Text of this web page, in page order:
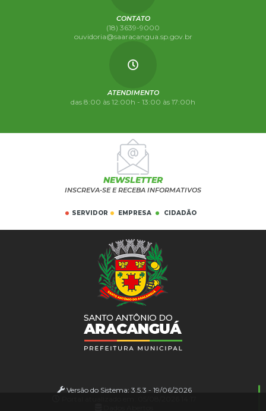
CONTATO
(18) 3639-9000
ouvidoria@saaracangua.sp.gov.br
ATENDIMENTO
das 8:00 às 12:00h - 13:00 às 17:00h
NEWSLETTER
INSCREVA-SE E RECEBA INFORMATIVOS
SERVIDOR EMPRESA CIDADÃO
Versão do Sistema: 3.5.3 - 19/06/2026